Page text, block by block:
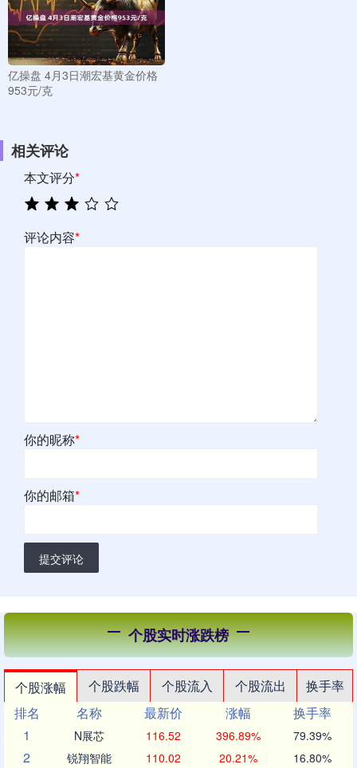
亿操盘 4月3日潮宏基黄金价格
953元/克
相关评论
本文评分*
评论内容*
你的昵称*
你的邮箱*
提交评论
个股实时涨跌榜
个股涨幅 个股跌幅 个股流入 个股流出
换手率
排名
名称 最新价 涨幅
换手率
1
N展芯 116.52 396.89% 79.39%
2 锐翔智能 110.02 20.21% 16.80%